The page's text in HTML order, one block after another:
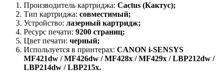
Производитель картриджа: Cactus (Кактус);
Тип картриджа: совместимый;
Устройство: лазерный картридж;
Ресурс печати: 9200 страниц;
Цвет печати: черный;
Используется в принтерах: CANON i-SENSYS
MF421dw / MF426dw / MF428x / MF429x / LBP212dw /
LBP214dw / LBP215x.